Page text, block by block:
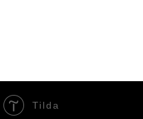
Tilda